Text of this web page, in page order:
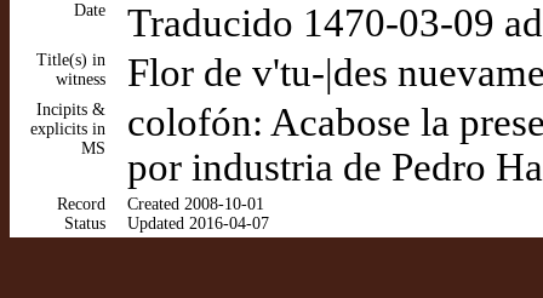
Date Traducido 1470-03-09
Title(s) in
witness
Flor de v'tu-|des
Incipits &
explicits in
MS
colofón: Acabose la
por industria de Pedro
Record
Status
Created 2008-10-01
Updated 2016-04-07